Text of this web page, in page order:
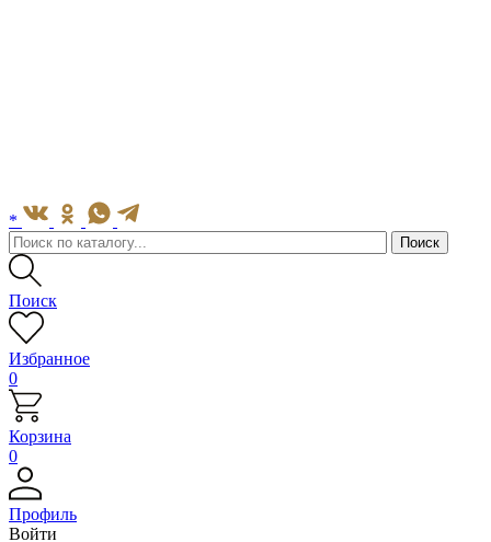
*
Поиск
Избранное
0
Корзина
0
Профиль
Войти